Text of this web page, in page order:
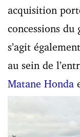
acquisition
concessions
s’agit
au sein de
Matane Honda